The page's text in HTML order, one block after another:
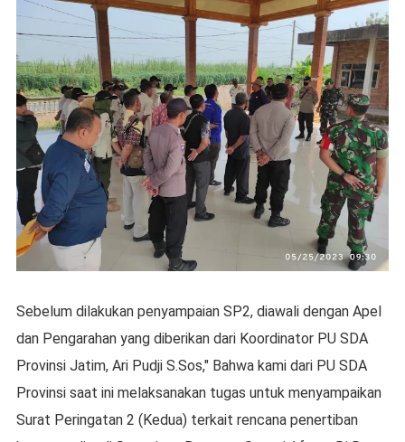
Sebelum dilakukan penyampaian SP2, diawali dengan Apel
dan Pengarahan yang diberikan dari Koordinator PU SDA
Provinsi Jatim, Ari Pudji S.Sos," Bahwa kami dari PU SDA
Provinsi saat ini melaksanakan tugas untuk menyampaikan
Surat Peringatan 2 (Kedua) terkait rencana penertiban